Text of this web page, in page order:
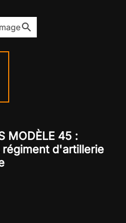
MODÈLE 45 :
régiment d'artillerie